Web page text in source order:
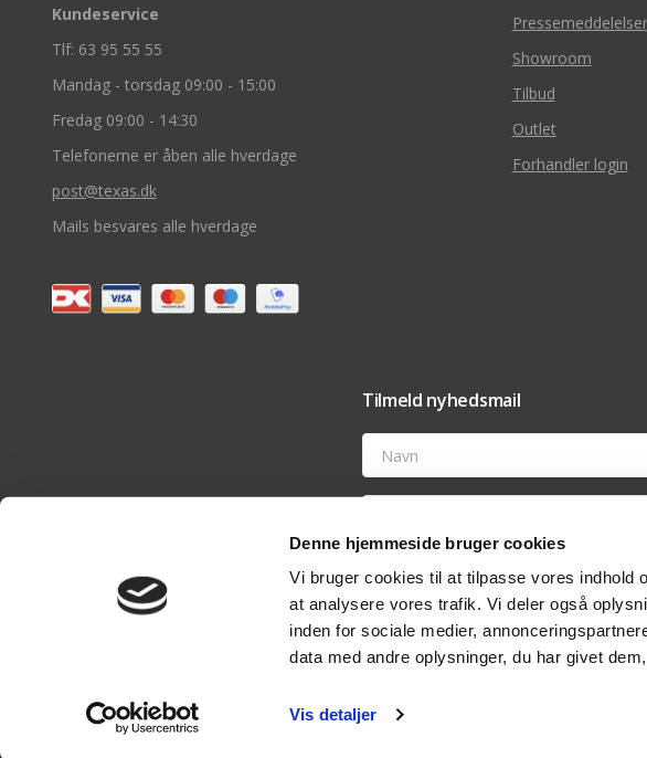
Denne hjemmeside bruger cookies
Vi bruger cookies til at tilpasse vores indhold
at analysere vores trafik. Vi deler også
inden for sociale medier,
data med andre oplysninger, du har givet
Vis detaljer
Kundeservice
Tlf: 63 95 55 55
Mandag - torsdag 09:00 - 15:00
Fredag 09:00 - 14:30
Telefonerne er åben alle hverdage
post@texas.dk
Mails besvares alle hverdage
Pressemeddelelser
Showroom
Tilbud
Outlet
Forhandler login
Tilmeld nyhedsmail
Navn
tilbehør og vedligeholdelse hertil via e-mail.
nyhedsmail eller ved at kontakte os på
analyseværktøjer til at optimere indholdet af
rettigheder i vores
privatlivspolitik